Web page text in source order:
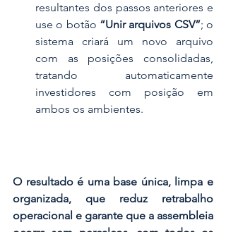
resultantes dos passos anteriores e
use o botão “Unir arquivos CSV”; o
sistema criará um novo arquivo
com as posições consolidadas,
tratando automaticamente
investidores com posição em
ambos os ambientes.
O resultado é uma base única, limpa e
organizada, que reduz retrabalho
operacional e garante que a assembleia